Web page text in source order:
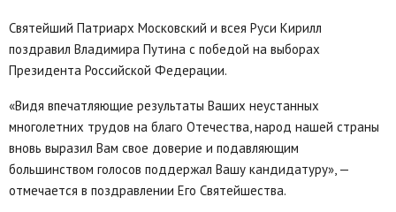
Святейший Патриарх Московский и всея Руси Кирилл
поздравил Владимира Путина с победой на выборах
Президента Российской Федерации.
«Видя впечатляющие результаты Ваших неустанных
многолетних трудов на благо Отечества, народ нашей страны
вновь выразил Вам свое доверие и подавляющим
большинством голосов поддержал Вашу кандидатуру», —
отмечается в поздравлении Его Святейшества.